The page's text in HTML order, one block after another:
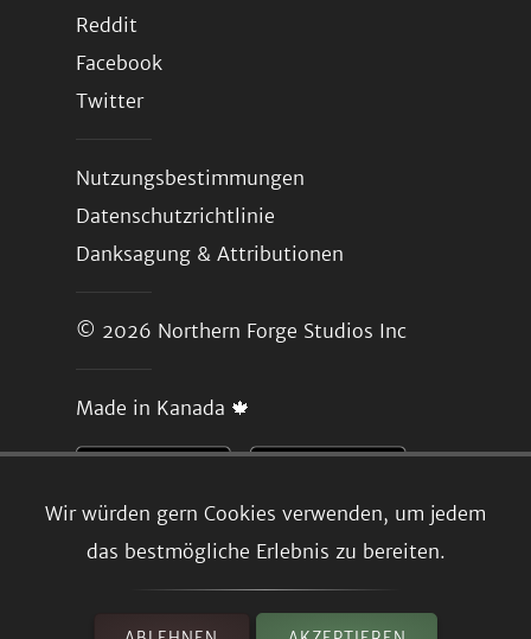
Wir würden gern Cookies verwenden, um jedem
das bestmögliche Erlebnis zu bereiten.
Reddit
Facebook
Twitter
Nutzungsbestimmungen
Datenschutzrichtlinie
Danksagung & Attributionen
© 2026 Northern Forge Studios Inc
Made in Kanada 🍁